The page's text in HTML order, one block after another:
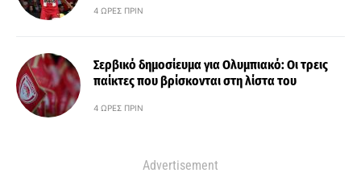
4 ΏΡΕΣ ΠΡΙΝ
Σερβικό δημοσίευμα για Ολυμπιακό: Οι τρεις
παίκτες που βρίσκονται στη λίστα του
4 ΏΡΕΣ ΠΡΙΝ
Advertisement